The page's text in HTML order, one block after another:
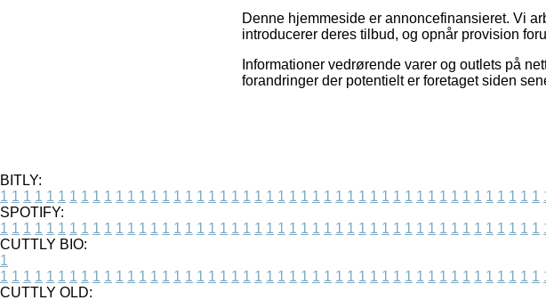
Denne hjemmeside er annoncefinansieret. Vi
introducerer deres tilbud, og opnår provision
Informationer vedrørende varer og outlets på
forandringer der potentielt er foretaget siden
BITLY:
1 1 1 1 1 1 1 1 1 1 1 1 1 1 1 1 1 1 1 1 1 1 1 1 1 1 1 1 1 1 1 1 1 1 1 1 1 1 1 1 1 1 1 1 1 1 1
SPOTIFY:
1 1 1 1 1 1 1 1 1 1 1 1 1 1 1 1 1 1 1 1 1 1 1 1 1 1 1 1 1 1 1 1 1 1 1 1 1 1 1 1 1 1 1 1 1 1 1
CUTTLY BIO:
1
1 1 1 1 1 1 1 1 1 1 1 1 1 1 1 1 1 1 1 1 1 1 1 1 1 1 1 1 1 1 1 1 1 1 1 1 1 1 1 1 1 1 1 1 1 1 1
CUTTLY OLD: